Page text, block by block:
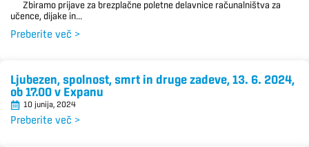
Zbiramo prijave za brezplačne poletne delavnice računalništva za
učence, dijake in...
Preberite več >
Ljubezen, spolnost, smrt in druge zadeve, 13. 6. 2024,
ob 17.00 v Expanu
10 junija, 2024
Preberite več >